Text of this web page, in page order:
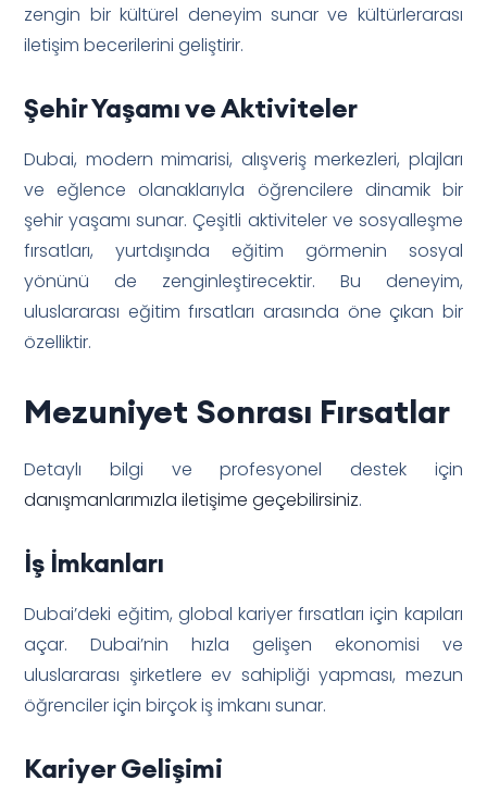
zengin bir kültürel deneyim sunar ve kültürlerarası
iletişim becerilerini geliştirir.
Şehir Yaşamı ve Aktiviteler
Dubai, modern mimarisi, alışveriş merkezleri, plajları
ve eğlence olanaklarıyla öğrencilere dinamik bir
şehir yaşamı sunar. Çeşitli aktiviteler ve sosyalleşme
fırsatları, yurtdışında eğitim görmenin sosyal
yönünü de zenginleştirecektir. Bu deneyim,
uluslararası eğitim fırsatları arasında öne çıkan bir
özelliktir.
Mezuniyet Sonrası Fırsatlar
Detaylı bilgi ve profesyonel destek için
danışmanlarımızla iletişime geçebilirsiniz.
İş İmkanları
Dubai’deki eğitim, global kariyer fırsatları için kapıları
açar. Dubai’nin hızla gelişen ekonomisi ve
uluslararası şirketlere ev sahipliği yapması, mezun
öğrenciler için birçok iş imkanı sunar.
Kariyer Gelişimi